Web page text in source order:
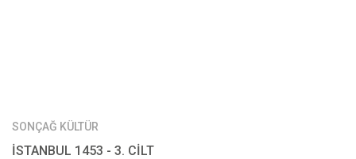
SONÇAĞ KÜLTÜR
İSTANBUL 1453 - 3. CİLT